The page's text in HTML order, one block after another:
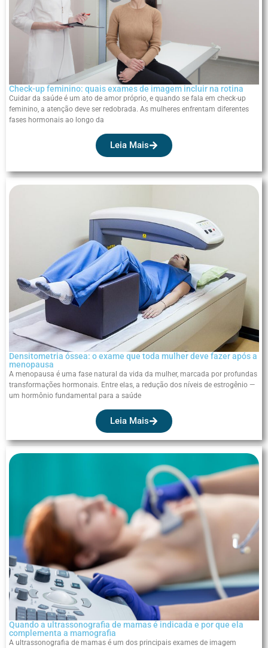
Check-up feminino: quais exames de imagem incluir na rotina
Cuidar da saúde é um ato de amor próprio, e quando se fala em check-up
feminino, a atenção deve ser redobrada. As mulheres enfrentam diferentes
fases hormonais ao longo da
Leia Mais
Densitometria óssea: o exame que toda mulher deve fazer após a
menopausa
A menopausa é uma fase natural da vida da mulher, marcada por profundas
transformações hormonais. Entre elas, a redução dos níveis de estrogênio —
um hormônio fundamental para a saúde
Leia Mais
Quando a ultrassonografia de mamas é indicada e por que ela
complementa a mamografia
A ultrassonografia de mamas é um dos principais exames de imagem